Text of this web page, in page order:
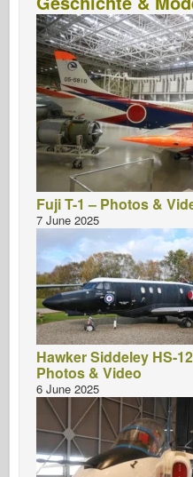
Fuji T-1 – Photos &
7 June 2025
Hawker Siddeley HS-
Photos & Video
6 June 2025